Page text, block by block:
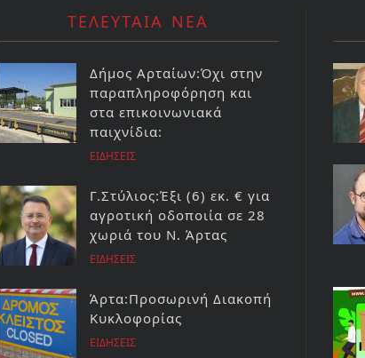
ΤΕΛΕΥΤΑΙΑ ΝΕΑ
Δήμος Αρταίων:Όχι στην
παραπληροφόρηση και
στα επικοινωνιακά
παιχνίδια:
ΕΙΔΗΣΕΙΣ
Γ.Στύλιος:Έξι (6) εκ. € για
αγροτική οδοποιία σε 28
χωριά του Ν. Άρτας
ΕΙΔΗΣΕΙΣ
Άρτα:Προσωρινή Διακοπή
Κυκλοφορίας
ΕΙΔΗΣΕΙΣ